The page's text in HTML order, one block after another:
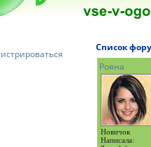
Список
Рояна
Новичок
Написала: